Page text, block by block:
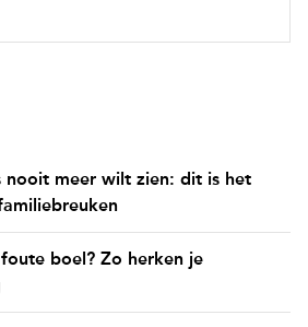
nooit meer wilt zien: dit is het
boel? Zo herken je